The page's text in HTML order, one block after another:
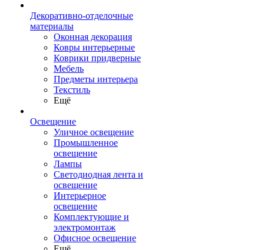
Декоративно-отделочные
материалы
Оконная декорация
Ковры интерьерные
Коврики придверные
Мебель
Предметы интерьера
Текстиль
Ещё
Освещение
Уличное освещение
Промышленное
освещение
Лампы
Светодиодная лента и
освещение
Интерьерное
освещение
Комплектующие и
электромонтаж
Офисное освещение